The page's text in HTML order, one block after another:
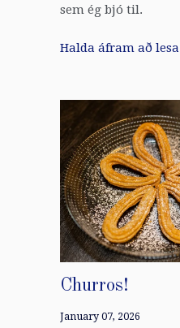
sem ég bjó til.
Halda áfram að lesa
Churros!
January 07, 2026